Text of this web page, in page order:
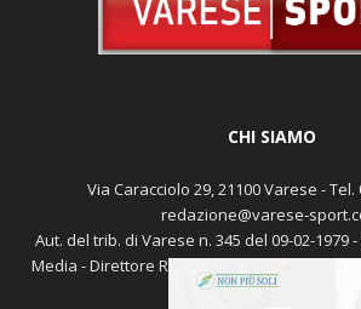
CHI SIAMO
Via Caracciolo 29, 21100 Varese - Tel.
redazione@varese-
Aut. del trib. di Varese n. 345 del 09-02-